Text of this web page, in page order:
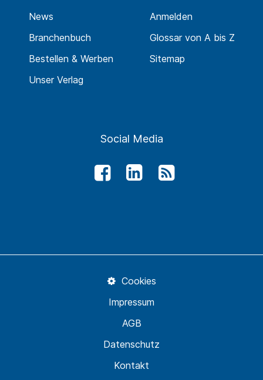
News
Branchenbuch
Bestellen & Werben
Unser Verlag
Anmelden
Glossar von A bis Z
Sitemap
Social Media
Kontakt
Datenschutz
AGB
Impressum
Cookies